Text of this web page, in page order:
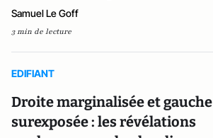
Samuel Le Goff
3 min de lecture
EDIFIANT
Droite marginalisée et gauche
surexposée : les révélations